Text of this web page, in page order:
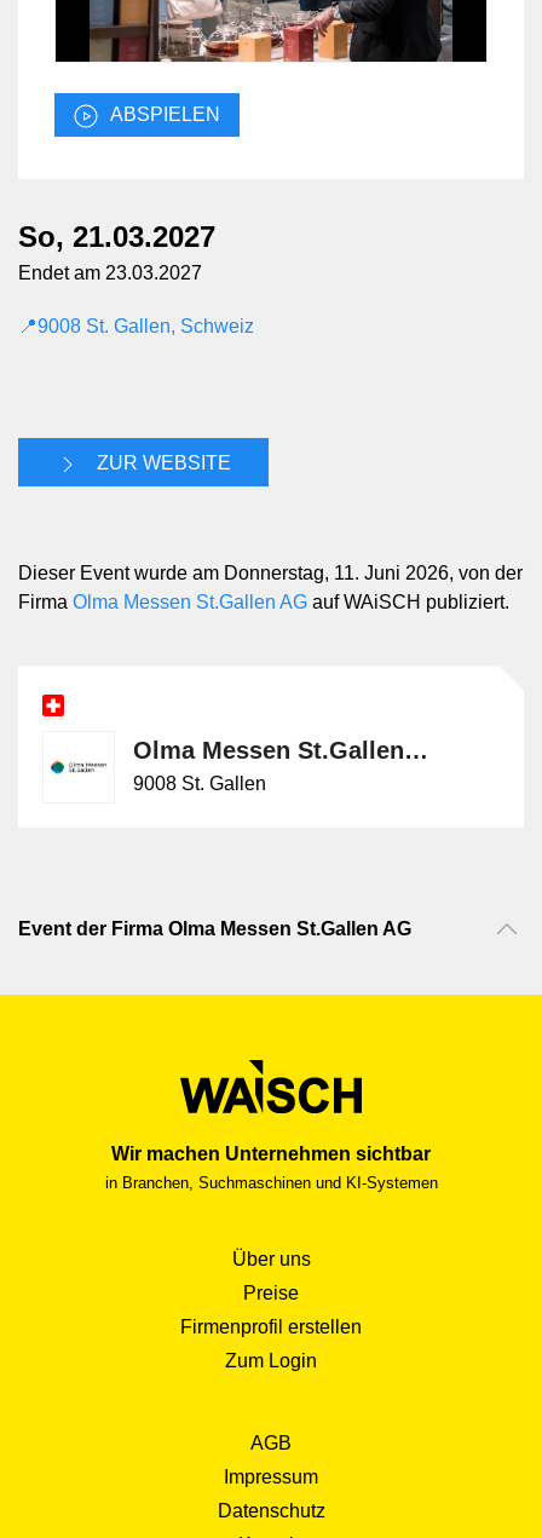
ABSPIELEN
So, 21.03.2027
Endet am 23.03.2027
📍9008 St. Gallen, Schweiz
ZUR WEBSITE
Dieser Event wurde am Donnerstag, 11. Juni 2026, von der
Firma Olma Messen St.Gallen AG auf WAiSCH publiziert.
Olma Messen St.Gallen AG
9008 St. Gallen
Event der Firma Olma Messen St.Gallen AG
Wir machen Unternehmen sichtbar
in Branchen, Suchmaschinen und KI-Systemen
Über uns
Preise
Firmenprofil erstellen
Zum Login
AGB
Impressum
Datenschutz